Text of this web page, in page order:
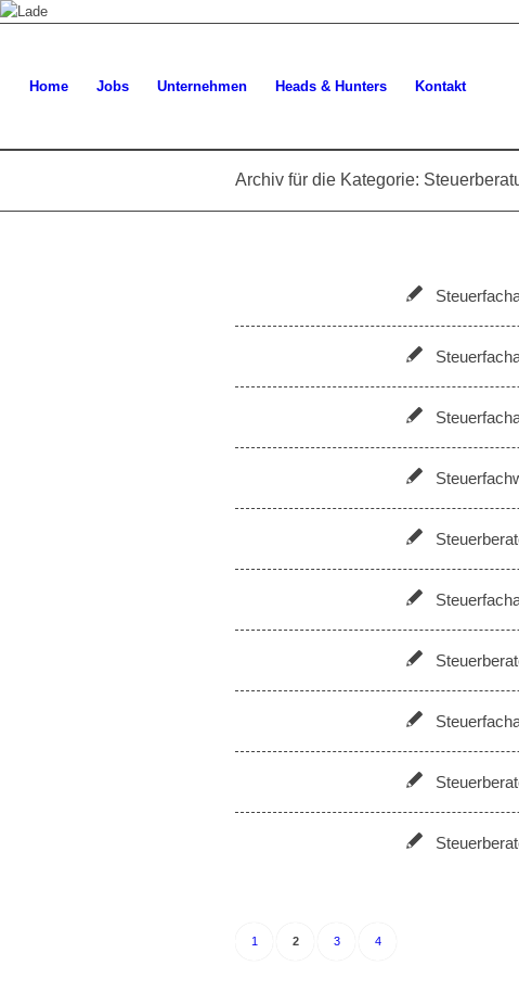
Home Jobs Unternehmen Heads & Hunters Kontakt
Archiv für die Kategorie:
1 2 3 4